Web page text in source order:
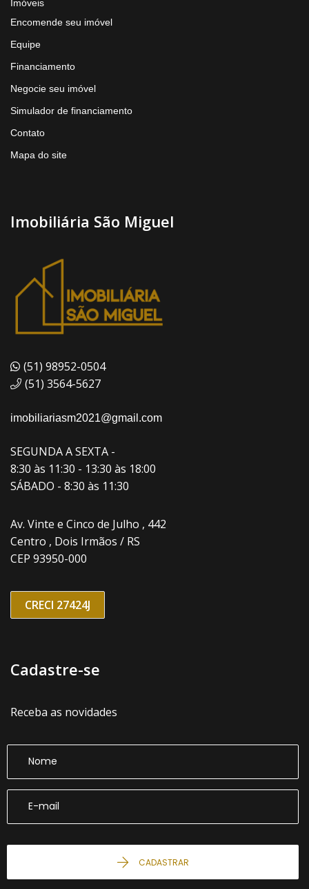
Imóveis
Encomende seu imóvel
Equipe
Financiamento
Negocie seu imóvel
Simulador de financiamento
Contato
Mapa do site
Imobiliária São Miguel
(51) 98952-0504
(51) 3564-5627
imobiliariasm2021@gmail.com
SEGUNDA A SEXTA -
8:30 às 11:30 - 13:30 às 18:00
SÁBADO - 8:30 às 11:30
Av. Vinte e Cinco de Julho , 442
Centro , Dois Irmãos / RS
CEP 93950-000
CRECI 27424J
Cadastre-se
Receba as novidades
CADASTRAR